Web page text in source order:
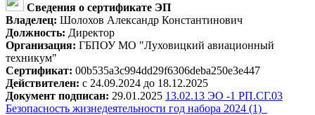
Сведения о сертификате ЭП
Владелец: Шолохов Александр Константинович
Должность: Директор
Организация: ГБПОУ МО "Луховицкий авиационный
техникум"
Сертификат: 00b535a3c994dd29f6306deba250e3e447
Действителен: с 24.09.2024 до 18.12.2025
Документ подписан: 29.01.2025 13.02.13 ЭО -1 РП.СГ.03
Безопасность жизнедеятельности год набора 2024 (1)_